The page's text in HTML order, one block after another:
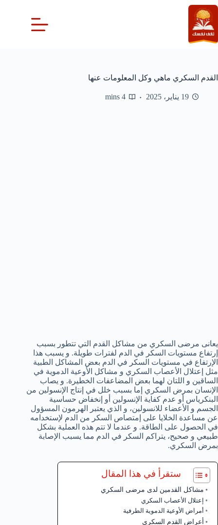
التجاوز
إلى
المحتوى
القدم السكري ماهي وكل المعلومات عنها
19 يناير، 2025 4 mins
يعانى مرضى السكري من مشاكل القدم التي تتطور بسبب
إرتفاع مستويات السكر في الدم لفترات طويلة. و يسبب هذا
الإرتفاع في مستويات السكر في الدم بعض المشاكل الطبية
مثل إعتلال الأعصاب السكري و مشاكل الأوعية الدموية في
الساقين و اللتان لهما بعض المضاعفات الخطيرة. و يصاب
الإنسان بمرض السكري إما بسبب خلل في إنتاج الإنسولين من
البنكرياس أو عدم كفاية الإنسولين أو إنخفاض حساسية
الجسم و الأعضاء للانسولين، و الذي يعتبر الهرمون المسؤول
عن مساعدة الخلايا على إمتصاص السكر من الدم لإستخدامه
في الحصول على الطاقة. و عندما لا تتم هذه العملية بشكل
طبيعي و صحيح، يتراكم السكر في الدم مما يسبب الإصابة
بمرض السكري.
ستقرأ في هذا المقال
مشاكل القدمين لدى مرضى السكري
إعتلال الأعصاب السكري
أمراض الأوعية الدموية الطرفية
أعراض القدم السكري